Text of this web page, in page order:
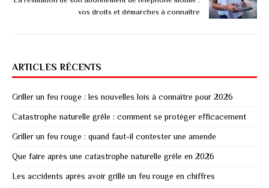
vos droits et démarches à connaître
ARTICLES RÉCENTS
Griller un feu rouge : les nouvelles lois à connaître pour 2026
Catastrophe naturelle grêle : comment se protéger efficacement
Griller un feu rouge : quand faut-il contester une amende
Que faire après une catastrophe naturelle grêle en 2026
Les accidents après avoir grillé un feu rouge en chiffres